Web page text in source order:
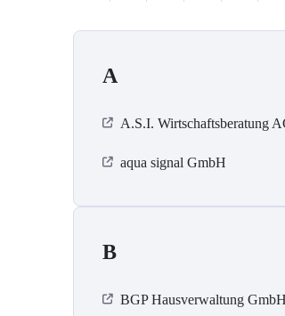
A
A.S.I. Wirtschaftsberatung
aqua signal GmbH
B
BGP Hausverwaltung GmbH